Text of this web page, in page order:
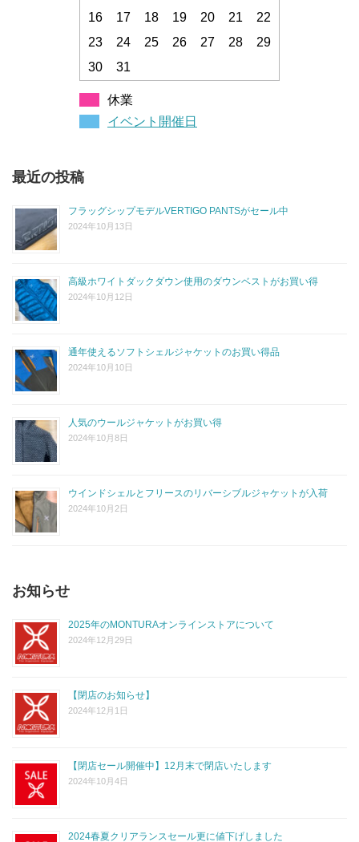
16
17 18 19 20 21
22
23
24 25 26 27 28
29
30
31
休業
イベント開催日
最近の投稿
フラッグシップモデルVERTIGO PANTSがセール中
2024年10月13日
高級ホワイトダックダウン使用のダウンベストがお買い得
2024年10月12日
通年使えるソフトシェルジャケットのお買い得品
2024年10月10日
人気のウールジャケットがお買い得
2024年10月8日
ウインドシェルとフリースのリバーシブルジャケットが入荷
2024年10月2日
お知らせ
2025年のMONTURAオンラインストアについて
2024年12月29日
【閉店のお知らせ】
2024年12月1日
【閉店セール開催中】12月末で閉店いたします
2024年10月4日
2024春夏クリアランスセール更に値下げしました